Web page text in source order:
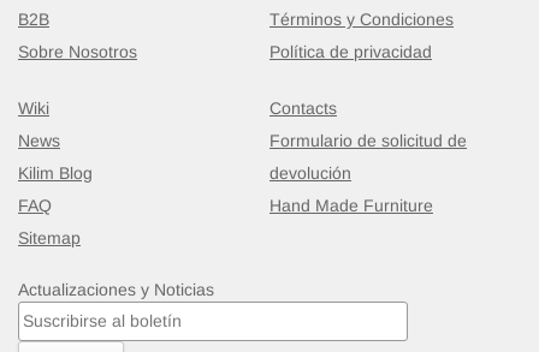
B2B
Sobre Nosotros
Términos y Condiciones
Política de privacidad
Wiki
News
Kilim Blog
FAQ
Sitemap
Contacts
Formulario de solicitud de
devolución
Hand Made Furniture
Actualizaciones y Noticias